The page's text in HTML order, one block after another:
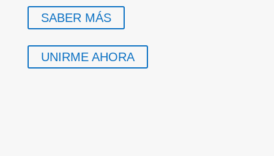
SABER MÁS
UNIRME AHORA